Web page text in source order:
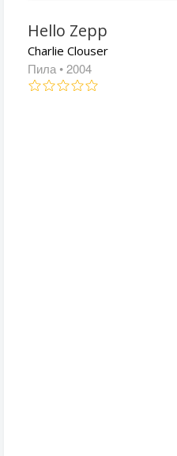
Hello Zepp
Charlie Clouser
Пила • 2004